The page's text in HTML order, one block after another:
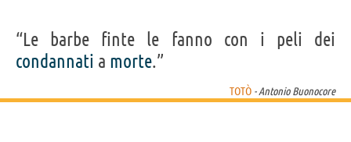
“Le barbe finte le fanno con i peli dei
condannati a morte.”
TOTÒ - Antonio Buonocore